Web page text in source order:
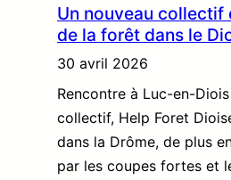
Un nouveau collectif
de la forêt dans le
30 avril 2026
Rencontre à Luc-en-
collectif, Help Foret
dans la Drôme, de plus
par les coupes fortes et